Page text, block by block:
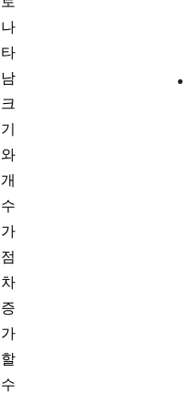
나
타
남
크
기
와
개
수
가
점
차
증
가
할
수